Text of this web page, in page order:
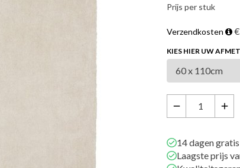
Prijs per stuk
Verzendkosten
KIES HIER UW
remove add
14 dagen
Laagste prijs